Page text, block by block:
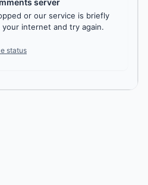
server
or our service is briefly
your internet and try again.
status